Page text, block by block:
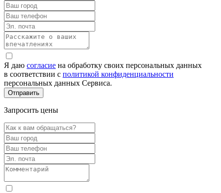
Я даю согласие на обработку своих персональных данных
в соответствии с политикой конфиденциальности
персональных данных Сервиса.
Запросить цены